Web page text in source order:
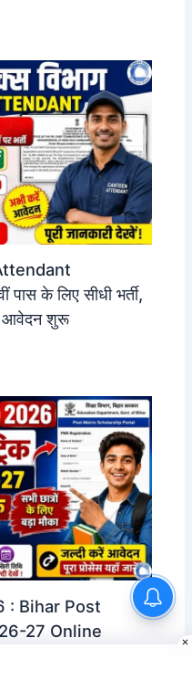
के लिए सीधी भर्ती,
आवेदन शुरू
: Bihar Post
27 Online
Download, Direct